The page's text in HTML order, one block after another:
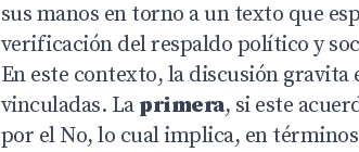
sus manos en torno a un texto que
verificación del respaldo político y
En este contexto, la discusión
vinculadas. La primera, si este
por el No, lo cual implica, en términos